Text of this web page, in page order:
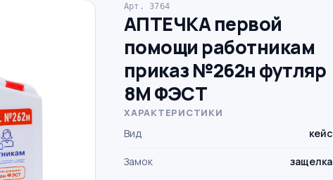
Арт. 3764
АПТЕЧКА первой
помощи работникам
приказ №262н футляр
8М ФЭСТ
ХАРАКТЕРИСТИКИ
Вид кейс
Замок защелка